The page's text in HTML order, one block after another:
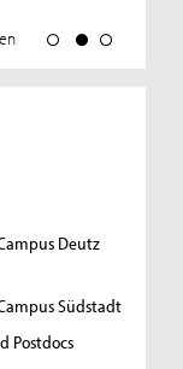
Deutz
Südstadt
Postdocs